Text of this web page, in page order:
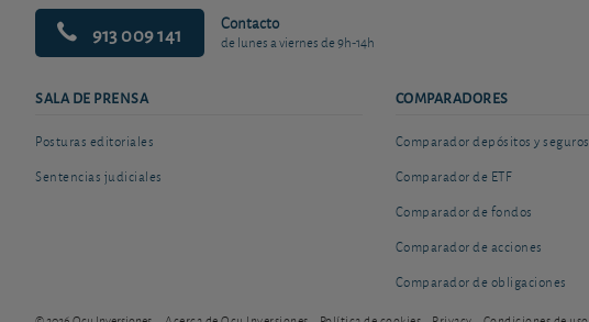
913 009 141 Contacto
de lunes a viernes de 9h-14h
SALA DE PRENSA
Posturas editoriales
Sentencias judiciales
COMPARADORES
Comparador depósitos y seguros
Comparador de ETF
Comparador de fondos
Comparador de acciones
Comparador de obligaciones